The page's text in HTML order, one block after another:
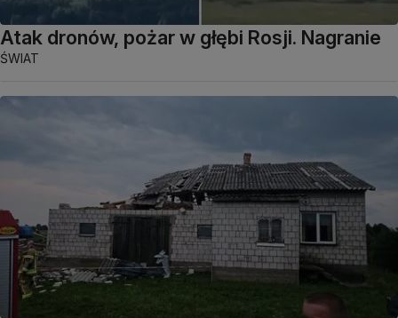
Atak dronów, pożar w głębi Rosji. Nagranie
ŚWIAT